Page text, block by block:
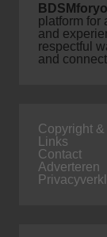
platform for
and
respectful
and
Copyright
Links
Contact
Adverteren